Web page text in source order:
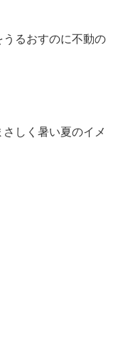
るおすのに不動の
しく暑い夏のイメ